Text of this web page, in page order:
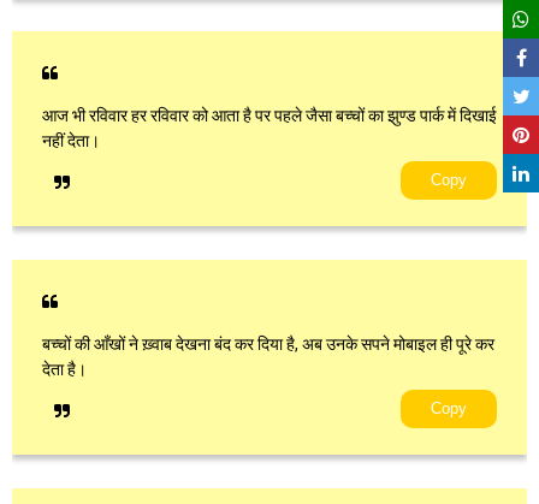
आज भी रविवार हर रविवार को आता है पर पहले जैसा बच्चों का झुण्ड पार्क में दिखाई
नहीं देता।
Copy
बच्चों की आँखों ने ख़्वाब देखना बंद कर दिया है, अब उनके सपने मोबाइल ही पूरे कर
देता है।
Copy